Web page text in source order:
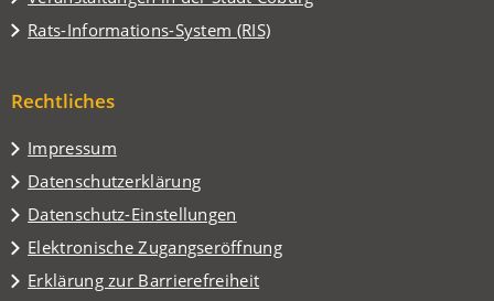
einem
neuen
in
einem
Tab)
Rats-Informations-System (RIS)
(Öffnet
neuen
Rechtliches
Impressum
Datenschutzerklärung
Datenschutz-Einstellungen
Elektronische Zugangseröffnung
Erklärung zur Barrierefreiheit